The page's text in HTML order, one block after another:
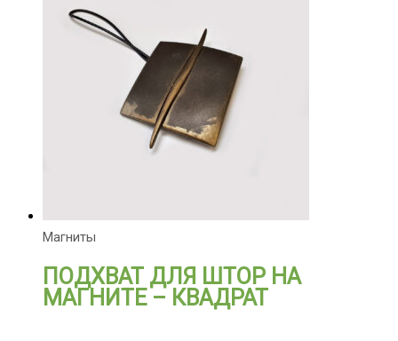
Магниты
ПОДХВАТ ДЛЯ ШТОР НА
МАГНИТЕ – КВАДРАТ